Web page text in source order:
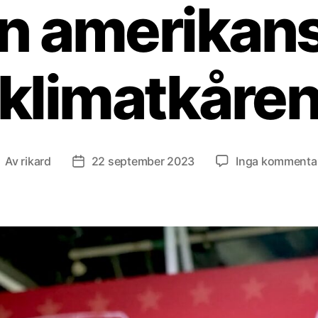
Av rikard Inläggsdatum
22 september 2023 Inga